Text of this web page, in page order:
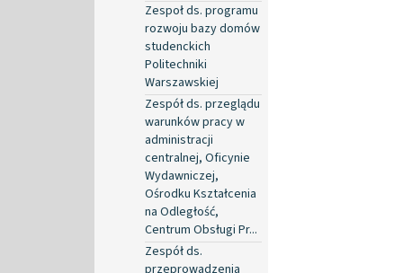
Zespoł ds. programu
rozwoju bazy domów
studenckich
Politechniki
Warszawskiej
Zespół ds. przeglądu
warunków pracy w
administracji
centralnej, Oficynie
Wydawniczej,
Ośrodku Kształcenia
na Odległość,
Centrum Obsługi Pr...
Zespół ds.
przeprowadzenia